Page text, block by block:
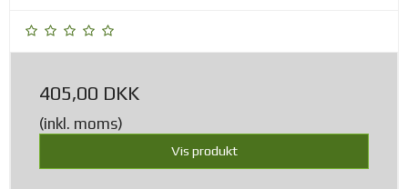
405,00 DKK
(inkl. moms)
Vis produkt